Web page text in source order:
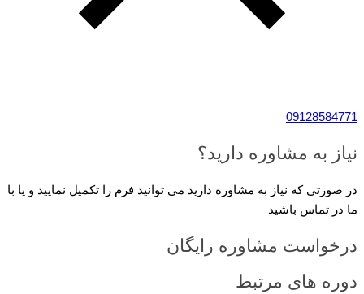
09128584771
نیاز به مشاوره دارید؟
در صورتی که نیاز به مشاوره دارید می توانید فرم را تکمیل نمایید و یا با
ما در تماس باشید
درخواست مشاوره رایگان
دوره های مرتبط